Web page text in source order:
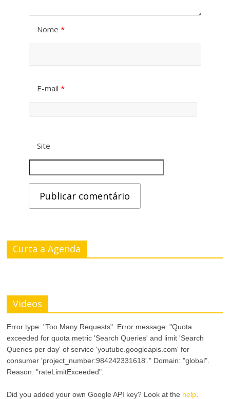
Nome *
E-mail *
Site
Curta a Agenda
Videos
Error type: "Too Many Requests". Error message: "Quota
exceeded for quota metric 'Search Queries' and limit 'Search
Queries per day' of service 'youtube.googleapis.com' for
consumer 'project_number:984242331618'." Domain: "global".
Reason: "rateLimitExceeded".
Did you added your own Google API key? Look at the help